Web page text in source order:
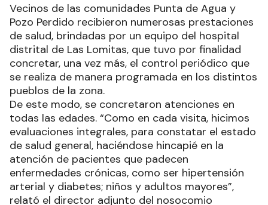
Vecinos de las comunidades Punta de Agua y
Pozo Perdido recibieron numerosas prestaciones
de salud, brindadas por un equipo del hospital
distrital de Las Lomitas, que tuvo por finalidad
concretar, una vez más, el control periódico que
se realiza de manera programada en los distintos
pueblos de la zona.
De este modo, se concretaron atenciones en
todas las edades. “Como en cada visita, hicimos
evaluaciones integrales, para constatar el estado
de salud general, haciéndose hincapié en la
atención de pacientes que padecen
enfermedades crónicas, como ser hipertensión
arterial y diabetes; niños y adultos mayores”,
relató el director adjunto del nosocomio